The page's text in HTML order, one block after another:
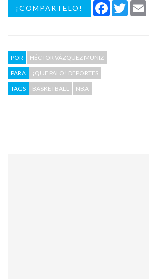
¡COMPARTELO! Facebook
Twitter
POR
HÉCTOR VÁZQUEZ MUÑIZ
PARA
¡QUE PALO! DEPORTES
TAGS
BASKETBALL NBA